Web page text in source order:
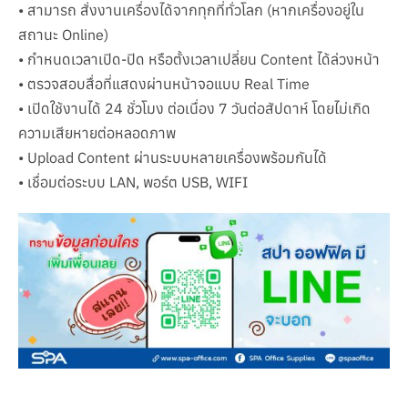
• สามารถ สั่งงานเครื่องได้จากทุกที่ทั่วโลก (หากเครื่องอยู่ใน
สถานะ Online)
• กำหนดเวลาเปิด-ปิด หรือตั้งเวลาเปลี่ยน Content ได้ล่วงหน้า
• ตรวจสอบสื่อที่แสดงผ่านหน้าจอแบบ Real Time
• เปิดใช้งานได้ 24 ชั่วโมง ต่อเนื่อง 7 วันต่อสัปดาห์ โดยไม่เกิด
ความเสียหายต่อหลอดภาพ
• Upload Content ผ่านระบบหลายเครื่องพร้อมกันได้
• เชื่อมต่อระบบ LAN, พอร์ต USB, WIFI